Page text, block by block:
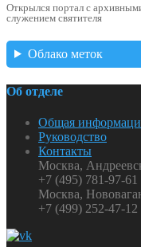
Открылся портал с
служением святителя
Облако меток
Об отделе
Общая
Руководство
Контакты
Москва,
+7 (495) 781-97-61
Москва,
+7 (499) 252-47-12